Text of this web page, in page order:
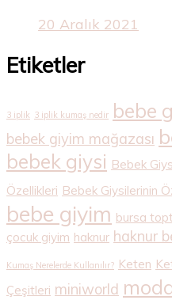
20 Aralık 2021
Etiketler
3 iplik 3 iplik kumaş nedir bebe
bebek giyim mağazası
bebek giysi Bebek
Özellikleri Bebek Giysilerinin
bebe giyim bursa
çocuk giyim haknur haknur
Kumaş Nerelerde Kullanılır? Keten
Çeşitleri miniworld